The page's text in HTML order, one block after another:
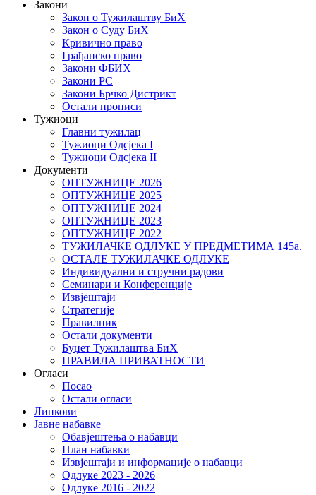
Закони
Закон о Тужилаштву БиХ
Закон о Суду БиХ
Кривично право
Грађанско право
Закони ФБИХ
Закони РС
Закони Брчко Дистрикт
Остали прописи
Тужиоци
Главни тужилац
Тужиоци Oдсјекa I
Тужиоци Oдсјекa II
Документи
ОПТУЖНИЦЕ 2026
ОПТУЖНИЦЕ 2025
ОПТУЖНИЦЕ 2024
ОПТУЖНИЦЕ 2023
ОПТУЖНИЦЕ 2022
ТУЖИЛАЧКЕ ОДЛУКЕ У ПРЕДМЕТИМА 145а.
ОСТАЛЕ ТУЖИЛАЧКЕ ОДЛУКЕ
Индивидуални и стручни радови
Семинари и Конференције
Извјештаји
Стратегије
Правилник
Остали документи
Буџет Тужилаштва БиХ
ПРАВИЛА ПРИВАТНОСТИ
Огласи
Посао
Остали огласи
Линкови
Јавне набавке
Обавјештења о набавци
План набавки
Извјештаји и информације о набавци
Одлуке 2023 - 2026
Одлуке 2016 - 2022